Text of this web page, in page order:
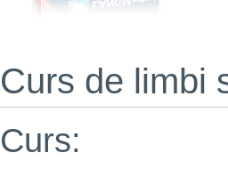
Curs de limbi
Curs: